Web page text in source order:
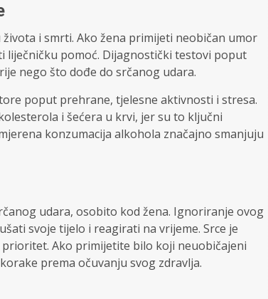
i smrti. Ako žena primijeti neobičan umor
liječničku pomoć. Dijagnostički testovi poput
nego što dođe do srčanog udara.
poput prehrane, tjelesne aktivnosti i stresa.
i šećera u krvi, jer su to ključni
konzumacija alkohola značajno smanjuju
udara, osobito kod žena. Ignoriranje ovog
svoje tijelo i reagirati na vrijeme. Srce je
Ako primijetite bilo koji neuobičajeni
prema očuvanju svog zdravlja.